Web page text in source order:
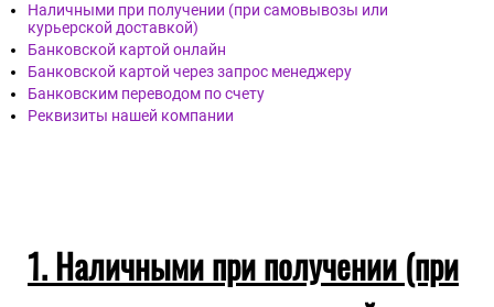
Наличными при получении (при самовывозы или
курьерской доставкой)
Банковской картой онлайн
Банковской картой через запрос менеджеру
Банковским переводом по счету
Реквизиты нашей компании
1. Наличными при получении (при